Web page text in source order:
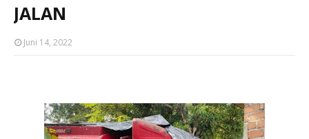
JALAN
Juni 14, 2022